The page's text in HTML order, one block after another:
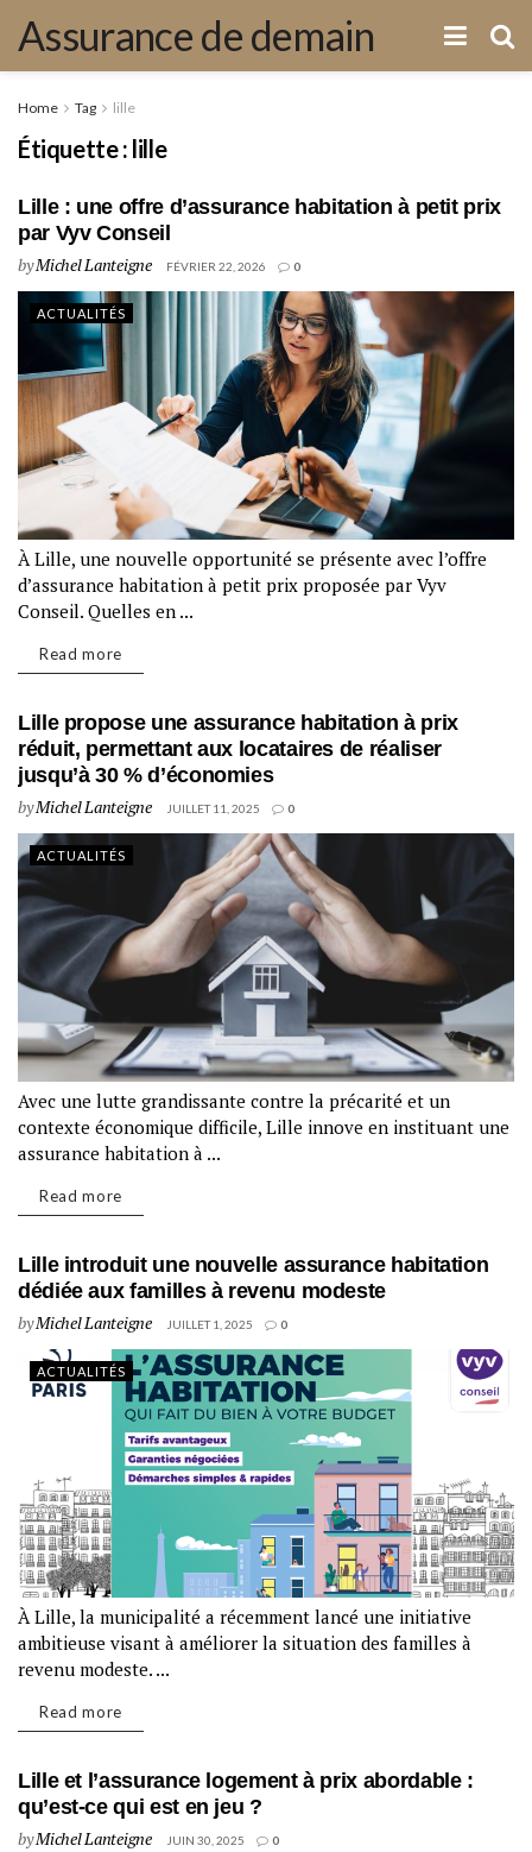
Assurance de demain
Home Tag lille
Étiquette : lille
Lille : une offre d’assurance habitation à petit prix
par Vyv Conseil
byMichel Lanteigne FÉVRIER 22, 2026 0
ACTUALITÉS
À Lille, une nouvelle opportunité se présente avec l’offre
d’assurance habitation à petit prix proposée par Vyv
Conseil. Quelles en ...
Read more
Lille propose une assurance habitation à prix
réduit, permettant aux locataires de réaliser
jusqu’à 30 % d’économies
byMichel Lanteigne JUILLET 11, 2025 0
ACTUALITÉS
Avec une lutte grandissante contre la précarité et un
contexte économique difficile, Lille innove en instituant une
assurance habitation à ...
Read more
Lille introduit une nouvelle assurance habitation
dédiée aux familles à revenu modeste
byMichel Lanteigne JUILLET 1, 2025 0
ACTUALITÉS
À Lille, la municipalité a récemment lancé une initiative
ambitieuse visant à améliorer la situation des familles à
revenu modeste. ...
Read more
Lille et l’assurance logement à prix abordable :
qu’est-ce qui est en jeu ?
byMichel Lanteigne JUIN 30, 2025 0